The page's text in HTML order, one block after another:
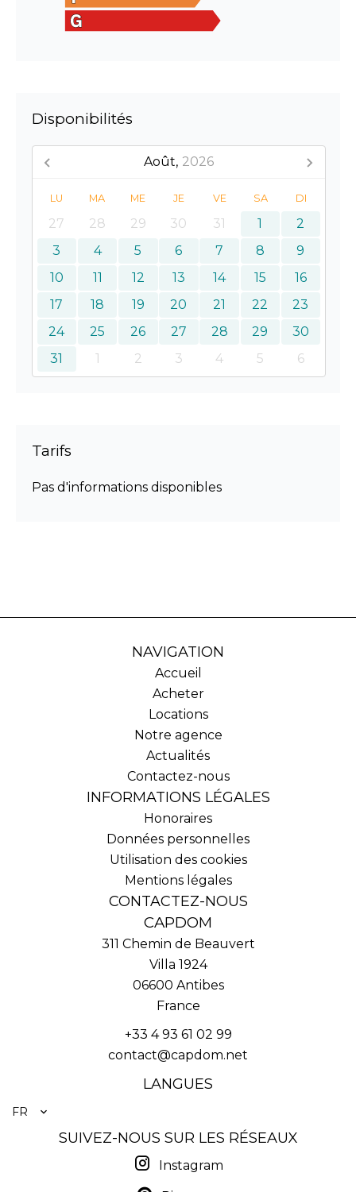
Disponibilités
Août, 2026
LU MA ME JE VE SA DI
27 28 29 30 31 1
2
3
4 5 6 7 8
9
10
11 12 13 14 15
16
17
18 19 20 21 22
23
24
25 26 27 28 29
30
31
1 2 3 4 5 6
Tarifs
Pas d'informations disponibles
NAVIGATION
Accueil
Acheter
Locations
Notre agence
Actualités
Contactez-nous
INFORMATIONS LÉGALES
Honoraires
Données personnelles
Utilisation des cookies
Mentions légales
CONTACTEZ-NOUS
CAPDOM
311 Chemin de Beauvert
Villa 1924
06600 Antibes
France
+33 4 93 61 02 99
contact@capdom.net
LANGUES
FR
SUIVEZ-NOUS SUR LES RÉSEAUX
Instagram